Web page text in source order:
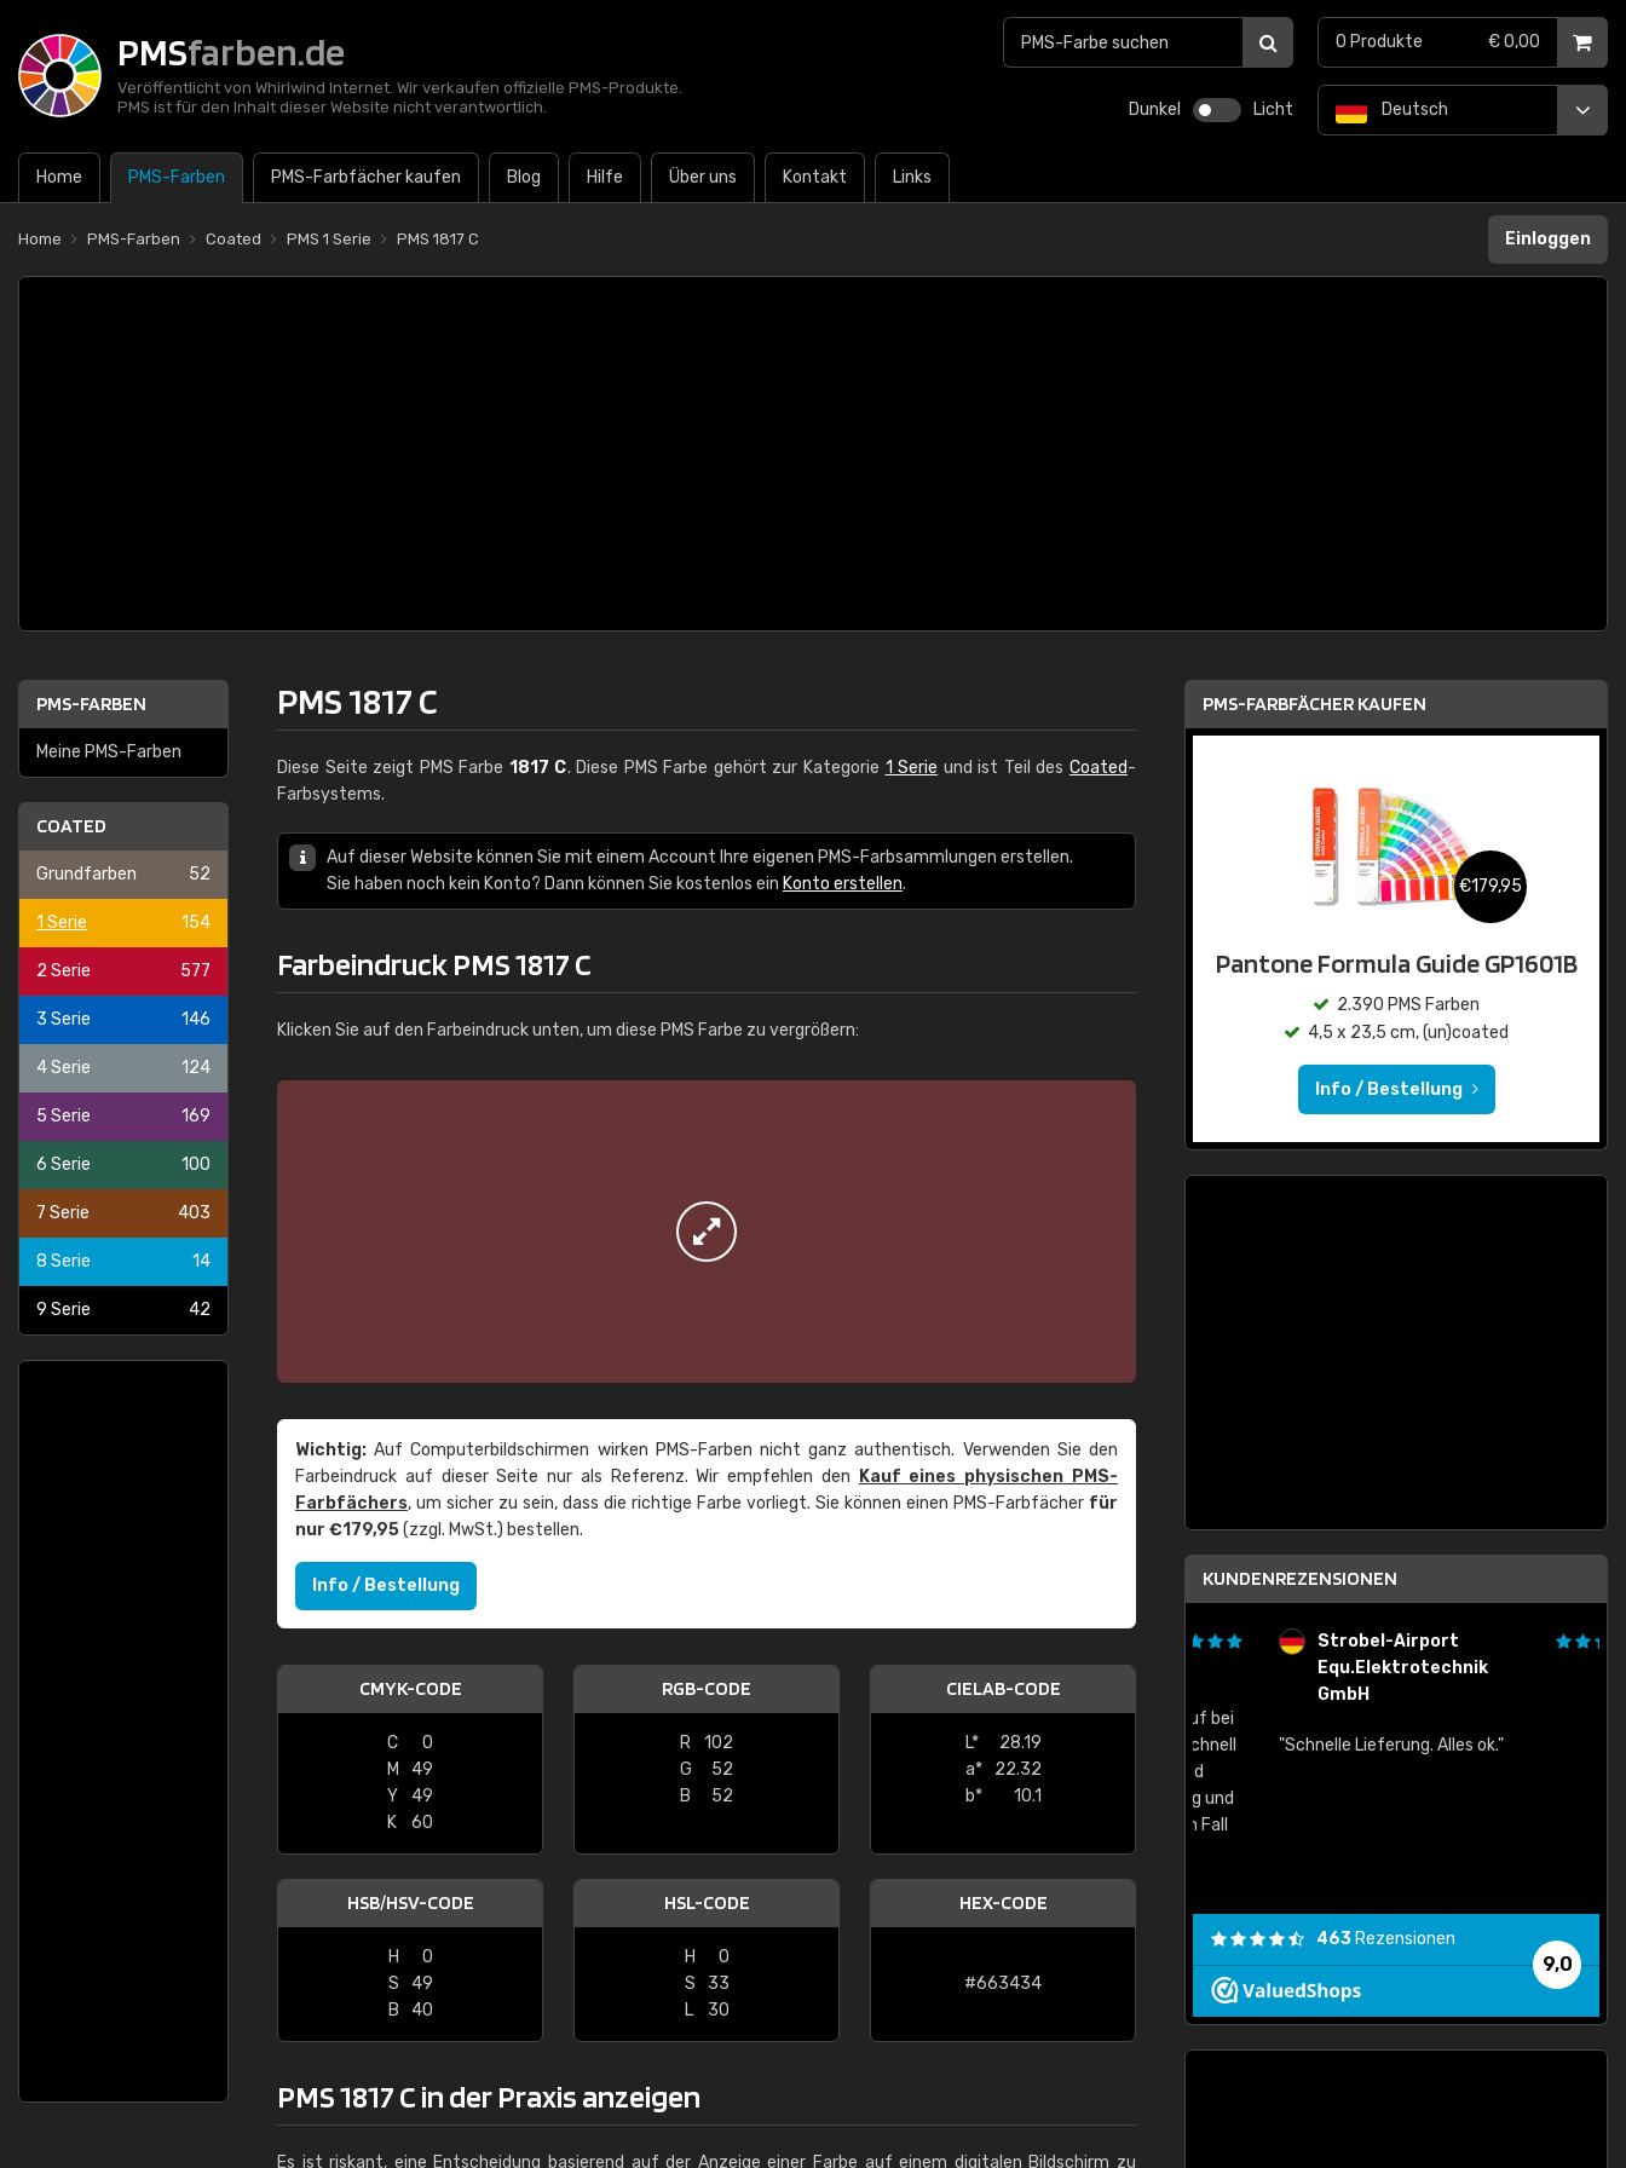
PMSfarben.de
Veröffentlicht von Whirlwind Internet. Wir verkaufen offizielle PMS-Produkte.
PMS ist für den Inhalt dieser Website nicht verantwortlich.
Dunkel Licht
Home PMS-Farben PMS-Farbfächer kaufen Blog Hilfe Über uns Kontakt Links
Deutsch
0 Produkte € 0,00
Home PMS-Farben Coated PMS 1 Serie PMS 1817 C Einloggen
PMS-FARBEN
Meine PMS-Farben
COATED
Grundfarben 52
1 Serie 154
2 Serie 577
3 Serie 146
4 Serie 124
5 Serie 169
6 Serie 100
7 Serie 403
8 Serie 14
9 Serie 42
PMS 1817 C
Diese Seite zeigt PMS Farbe 1817 C. Diese PMS Farbe gehört zur Kategorie 1 Serie und ist Teil desCoated-
Farbsystems.
Auf dieser Website können Sie mit einem Account Ihre eigenen PMS-Farbsammlungen erstellen.
Sie haben noch kein Konto? Dann können Sie kostenlos ein Konto erstellen.
Farbeindruck PMS 1817 C
Klicken Sie auf den Farbeindruck unten, um diese PMS Farbe zu vergrößern:
Wichtig: Auf Computerbildschirmen wirken PMS-Farben nicht ganz authentisch. Verwenden Sie den
Farbeindruck auf dieser Seite nur als Referenz. Wir empfehlen den
Kauf eines physischen PMS-
Farbfächers, um sicher zu sein, dass die richtige Farbe vorliegt. Sie können einen PMS-Farbfächer für
nur €179,95(zzgl. MwSt.) bestellen.
Info / Bestellung
CMYK-CODE
C
0
M
49
Y
49
K
60
RGB-CODE
R
102
G
52
B
52
CIELAB-CODE
L*
28.19
a*
22.32
b*
10.1
HSB/HSV-CODE
H
0
S
49
B
40
HSL-CODE
H
0
S
33
L
30
HEX-CODE
#663434
PMS 1817 C in der Praxis anzeigen
Es ist riskant, eine Entscheidung basierend auf der Anzeige einer Farbe auf einem digitalen Bildschirm zu
PMS-FARBFÄCHER KAUFEN
€179,95
Pantone Formula Guide GP1601B
2.390 PMS Farben
4,5 x 23,5 cm, (un)coated
Info / Bestellung
KUNDENREZENSIONEN
"Alles so, wie man es sich wünscht, gute Ware,
schnelle Lieferung."
Foliendruck
"Ich bin sehr zufrieden mit meinem Einkauf bei
RALkleuren.com. Die Lieferung war sehr schnell
und die Ware ist in einwandfreiem Zustand
angekommen. Der Service war zuverlässig und
weiterempfehlen! ⭐⭐⭐⭐⭐"
Strobel-Airport
Equ.Elektrotechnik
"Schnelle Lieferung. Alles ok."
9,0
463 Rezensionen